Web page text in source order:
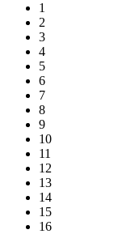
1
2
3
4
5
6
7
8
9
10
11
12
13
14
15
16